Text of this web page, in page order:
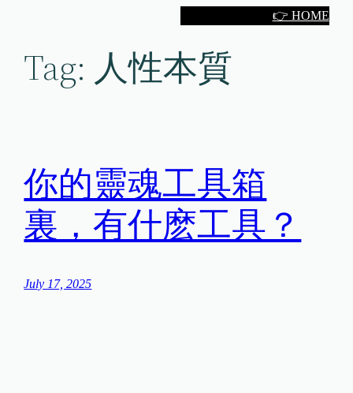
👉 HOME
Tag: 人性本質
你的靈魂工具箱
裏，有什麽工具？
July 17, 2025